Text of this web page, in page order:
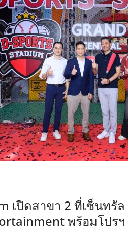
เปิดสาขา 2 ที่เซ็นทรั
พร้อมโปรฯ